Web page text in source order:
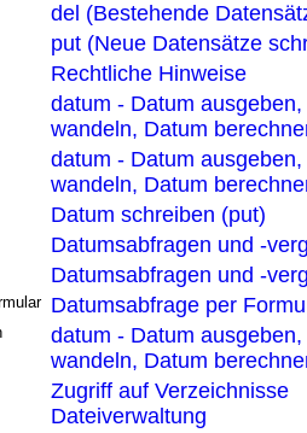
del (Bestehende
put (Neue Datensätze
Rechtliche Hinweise
datum - Datum
wandeln, Datum
datum - Datum
wandeln, Datum
Datum schreiben (put)
Datumsabfragen und -
Datumsabfragen und -
Datumsabfrage per
datum - Datum
wandeln, Datum
Zugriff auf Verzeichnisse
Dateiverwaltung